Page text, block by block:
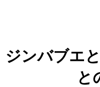
ジンバブエ
と